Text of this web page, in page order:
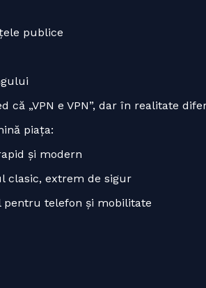
publice
că „VPN e VPN”, dar în realitate
piața:
și modern
clasic, extrem de sigur
pentru telefon și mobilitate